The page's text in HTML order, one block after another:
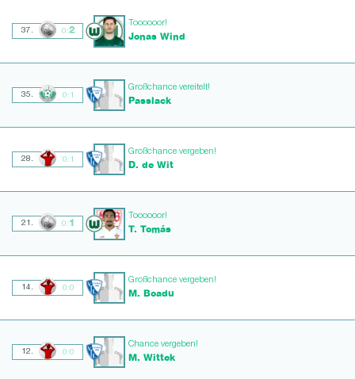
37. 0:2
Toooooor!
Jonas Wind
35. 0:1
Großchance vereitelt!
Passlack
28. 0:1
Großchance vergeben!
D. de Wit
21. 0: 1
Toooooor!
T. Tomás
14. 0:0
Großchance vergeben!
M. Boadu
12. 0:0
Chance vergeben!
M. Wittek